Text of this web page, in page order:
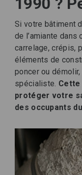
Si votre bâtiment
de l’amiante
carrelage, crépis,
éléments de
poncer ou
spécialiste.
protéger votre
des occupants